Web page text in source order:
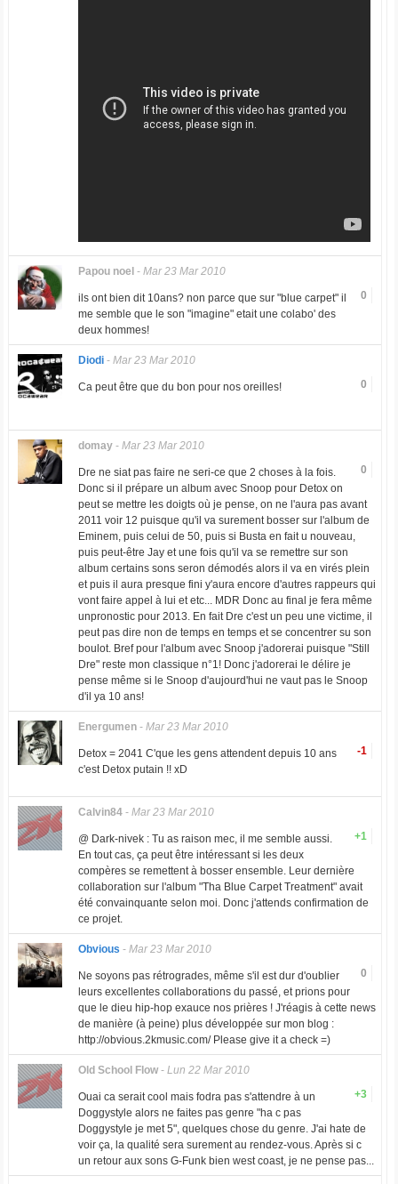
Papou noel - Mar 23 Mar 2010
0
ils ont bien dit 10ans? non parce que sur "blue carpet" il
me semble que le son "imagine" etait une colabo' des
deux hommes!
Diodi- Mar 23 Mar 2010
0
Ca peut être que du bon pour nos oreilles!
domay- Mar 23 Mar 2010
0
Dre ne siat pas faire ne seri-ce que 2 choses à la fois.
Donc si il prépare un album avec Snoop pour Detox on
peut se mettre les doigts où je pense, on ne l'aura pas avant
2011 voir 12 puisque qu'il va surement bosser sur l'album de
Eminem, puis celui de 50, puis si Busta en fait u nouveau,
puis peut-être Jay et une fois qu'il va se remettre sur son
album certains sons seron démodés alors il va en virés plein
et puis il aura presque fini y'aura encore d'autres rappeurs qui
vont faire appel à lui et etc... MDR Donc au final je fera même
unpronostic pour 2013. En fait Dre c'est un peu une victime, il
peut pas dire non de temps en temps et se concentrer su son
boulot. Bref pour l'album avec Snoop j'adorerai puisque "Still
Dre" reste mon classique n°1! Donc j'adorerai le délire je
pense même si le Snoop d'aujourd'hui ne vaut pas le Snoop
d'il ya 10 ans!
Energumen- Mar 23 Mar 2010
-1
Detox = 2041 C'que les gens attendent depuis 10 ans
c'est Detox putain !! xD
Calvin84- Mar 23 Mar 2010
+1
@ Dark-nivek : Tu as raison mec, il me semble aussi.
En tout cas, ça peut être intéressant si les deux
compères se remettent à bosser ensemble. Leur dernière
collaboration sur l'album "Tha Blue Carpet Treatment" avait
été convainquante selon moi. Donc j'attends confirmation de
ce projet.
Obvious - Mar 23 Mar 2010
0
Ne soyons pas rétrogrades, même s'il est dur d'oublier
leurs excellentes collaborations du passé, et prions pour
que le dieu hip-hop exauce nos prières ! J'réagis à cette news
de manière (à peine) plus développée sur mon blog :
http://obvious.2kmusic.com/ Please give it a check =)
Old School Flow- Lun 22 Mar 2010
+3
Ouai ca serait cool mais fodra pas s'attendre à un
Doggystyle alors ne faites pas genre "ha c pas
Doggystyle je met 5", quelques chose du genre. J'ai hate de
voir ça, la qualité sera surement au rendez-vous. Après si c
un retour aux sons G-Funk bien west coast, je ne pense pas...